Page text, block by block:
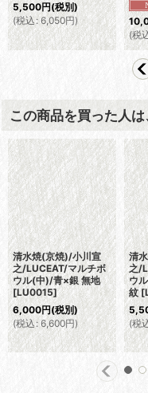
5,500円(税別)
(税込: 6,050円)
(税
この商品を買った人
清水焼(京焼)/小川宣
之/LUCEAT/マルチボ
ウル(中)/青×銀 無地
[LU0015]
6,000円(税別)
(税込 : 6,600円)
清
之/
ウ
紋 [
(税